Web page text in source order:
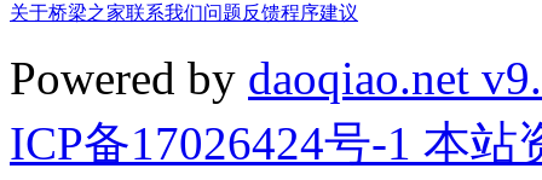
关于桥梁之家联系我们问题反馈程序建议
Powered by daoqiao.net
ICP备17026424号-1 本